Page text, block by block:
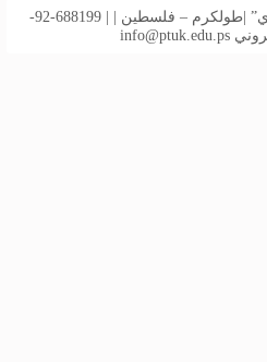
جامعة فلسطين التقنية “خضوري” |طولكرم – فلسطين | | 688199-92-
info@ptuk.edu.ps